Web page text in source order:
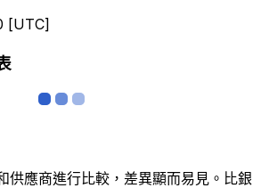
[UTC]
供應商進行比較，差異顯而易見。比銀